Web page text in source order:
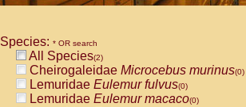
Species: * OR search
All Species(2)
Cheirogaleidae Microcebus murinus(0)
Lemuridae Eulemur fulvus(0)
Lemuridae Eulemur macaco(0)